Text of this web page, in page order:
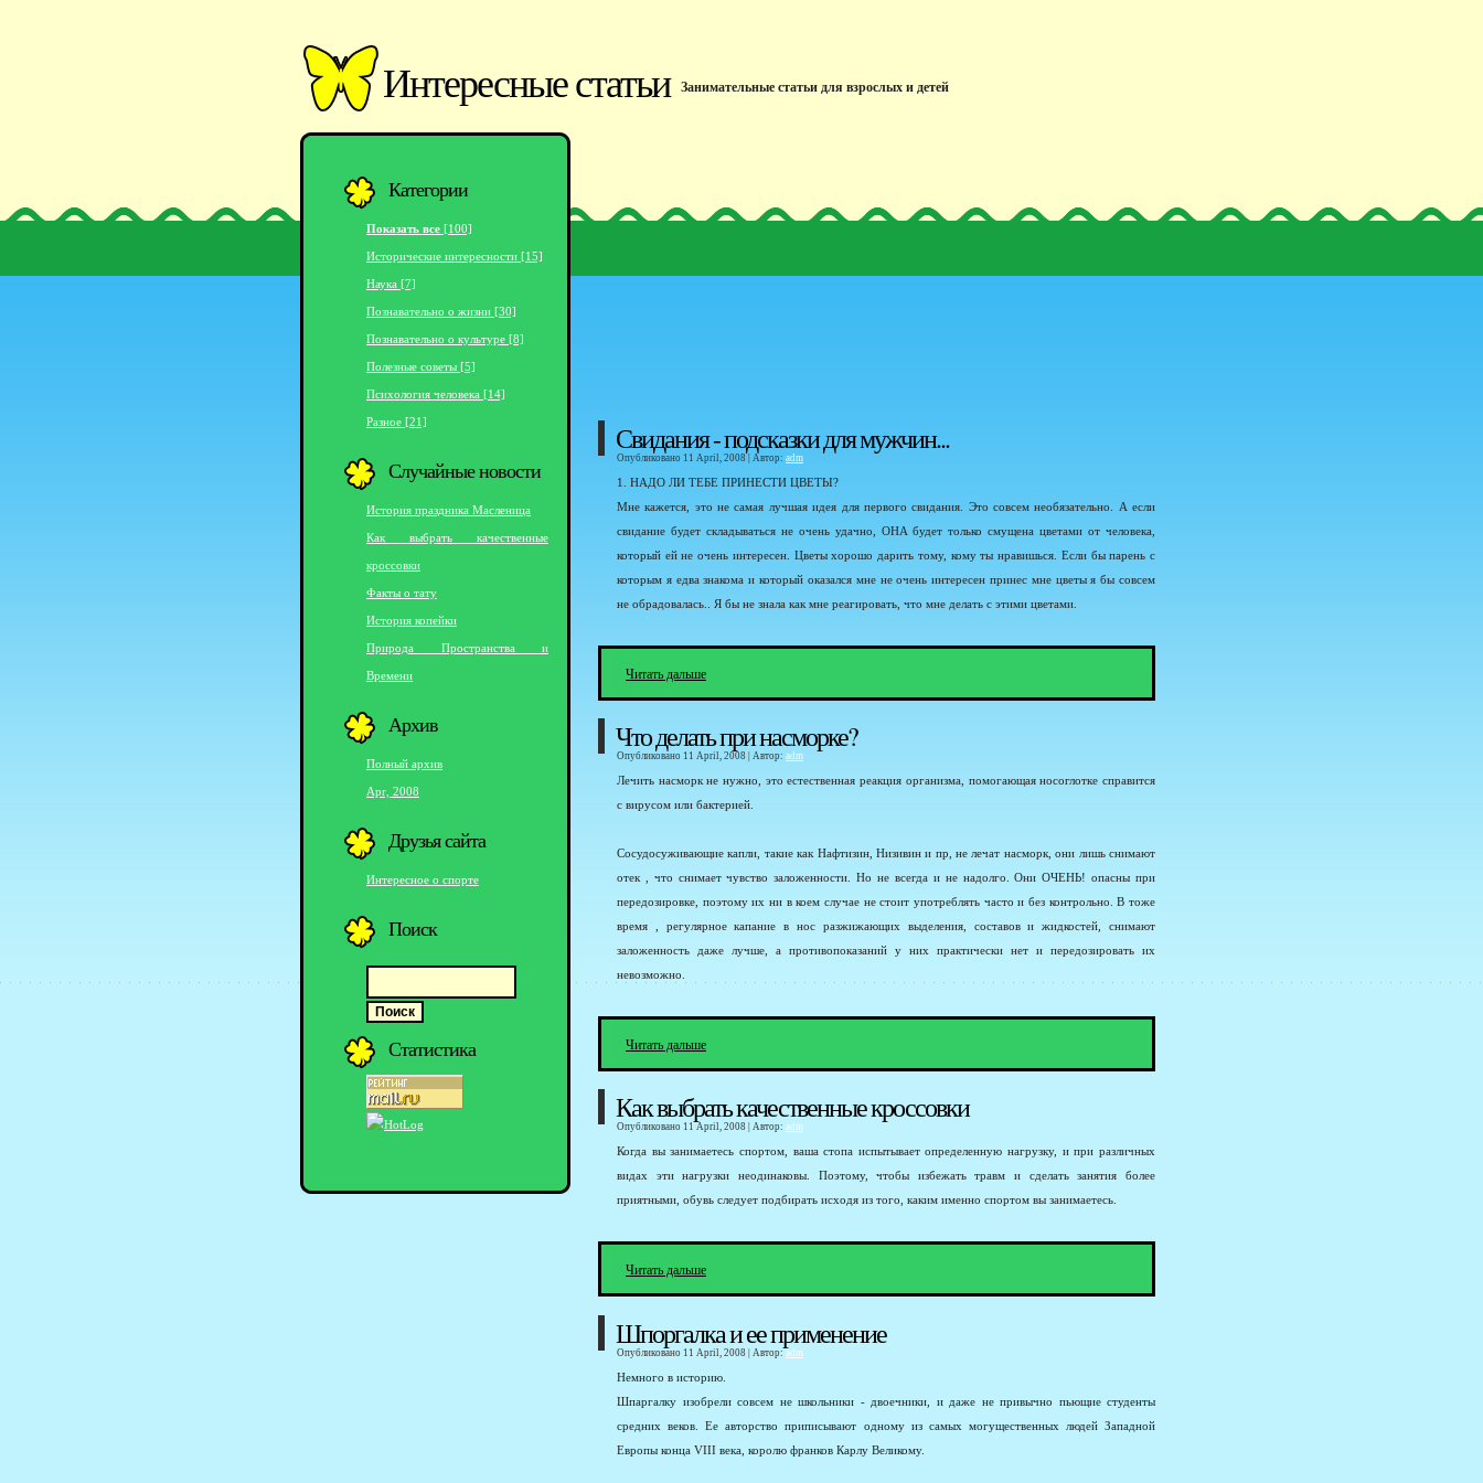
Интересные статьи Занимательные статьи для взрослых и детей
Свидания - подсказки для мужчин...
Опубликовано 11 April, 2008 | Автор: adm
1. НАДО ЛИ ТЕБЕ ПРИНЕСТИ ЦВЕТЫ?
Мне кажется, это не самая лучшая идея для первого свидания. Это совсем необязательно. А если
свидание будет складываться не очень удачно, ОНА будет только смущена цветами от человека,
который ей не очень интересен. Цветы хорошо дарить тому, кому ты нравишься. Если бы парень с
которым я едва знакома и который оказался мне не очень интересен принес мне цветы я бы совсем
не обрадовалась.. Я бы не знала как мне реагировать, что мне делать с этими цветами.
Читать дальше
Что делать при насморке?
Опубликовано 11 April, 2008 | Автор: adm
Лечить насморк не нужно, это естественная реакция организма, помогающая носоглотке справится
с вирусом или бактерией.
Сосудосуживающие капли, такие как Нафтизин, Низивин и пр, не лечат насморк, они лишь снимают
отек , что снимает чувство заложенности. Но не всегда и не надолго. Они ОЧЕНЬ! опасны при
передозировке, поэтому их ни в коем случае не стоит употреблять часто и без контрольно. В тоже
время , регулярное капание в нос разжижающих выделения, составов и жидкостей, снимают
заложенность даже лучше, а противопоказаний у них практически нет и передозировать их
невозможно.
Читать дальше
Как выбрать качественные кроссовки
Опубликовано 11 April, 2008 | Автор: adm
Когда вы занимаетесь спортом, ваша стопа испытывает определенную нагрузку, и при различных
видах эти нагрузки неодинаковы. Поэтому, чтобы избежать травм и сделать занятия более
приятными, обувь следует подбирать исходя из того, каким именно спортом вы занимаетесь.
Читать дальше
Шпоргалка и ее применение
Опубликовано 11 April, 2008 | Автор: adm
Немного в историю.
Шпаргалку изобрели совсем не школьники - двоечники, и даже не привычно пьющие студенты
средних веков. Ее авторство приписывают одному из самых могущественных людей Западной
Европы конца VIII века, королю франков Карлу Великому.
Категории
Показать все [100]
Исторические интересности [15]
Наука [7]
Познавательно о жизни [30]
Познавательно о культуре [8]
Полезные советы [5]
Психология человека [14]
Разное [21]
Случайные новости
История праздника Масленица
Как выбрать качественные
кроссовки
Факты о тату
История копейки
Природа Пространства и
Времени
Архив
Полный архив
Apr, 2008
Друзья сайта
Интересное о спорте
Поиск
Статистика